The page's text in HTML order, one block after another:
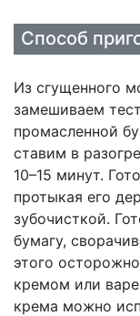
Способ
Из сгущенного
замешиваем
промасленной
ставим в
10–15 минут.
протыкая его
зубочисткой.
бумагу,
этого
кремом или
крема можно